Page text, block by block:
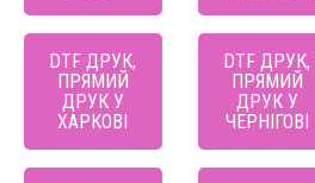
DTF ДРУК,
ПРЯМИЙ
ДРУК У
ХАРКОВІ
DTF ДРУК,
ПРЯМИЙ
ДРУК У
ЧЕРНІГОВІ